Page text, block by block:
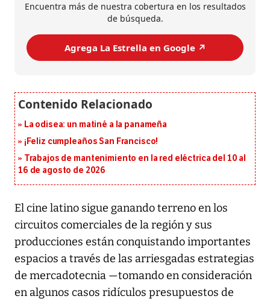
Encuentra más de nuestra cobertura en los resultados
de búsqueda.
Agrega La Estrella en Google ↗️
La odisea: un matiné a la panameña
¡Feliz cumpleaños San Francisco!
Trabajos de mantenimiento en la red eléctrica del 10 al
16 de agosto de 2026
El cine latino sigue ganando terreno en los
circuitos comerciales de la región y sus
producciones están conquistando importantes
espacios a través de las arriesgadas estrategias
de mercadotecnia —tomando en consideración
en algunos casos ridículos presupuestos de